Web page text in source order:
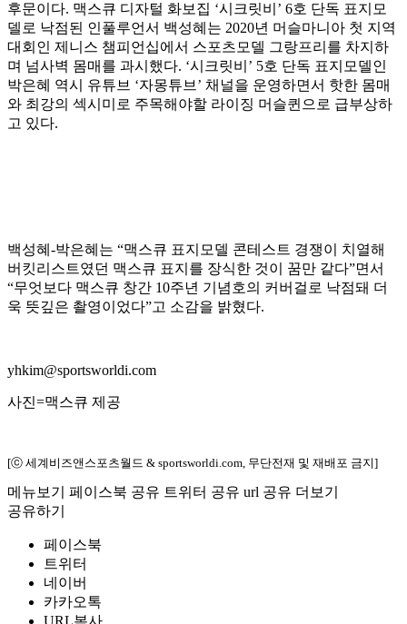
후문이다. 맥스큐 디자털 화보집 ‘시크릿비’ 6호 단독 표지모
델로 낙점된 인풀루언서 백성혜는 2020년 머슬마니아 첫 지역
대회인 제니스 챔피언십에서 스포츠모델 그랑프리를 차지하
며 넘사벽 몸매를 과시했다. ‘시크릿비’ 5호 단독 표지모델인
박은혜 역시 유튜브 ‘자몽튜브’ 채널을 운영하면서 핫한 몸매
와 최강의 섹시미로 주목해야할 라이징 머슬퀸으로 급부상하
고 있다.
백성혜-박은혜는 “맥스큐 표지모델 콘테스트 경쟁이 치열해
버킷리스트였던 맥스큐 표지를 장식한 것이 꿈만 같다”면서
“무엇보다 맥스큐 창간 10주년 기념호의 커버걸로 낙점돼 더
욱 뜻깊은 촬영이었다”고 소감을 밝혔다.
yhkim@sportsworldi.com
사진=맥스큐 제공
[ⓒ 세계비즈앤스포츠월드 & sportsworldi.com, 무단전재 및 재배포 금지]
메뉴보기 페이스북 공유 트위터 공유 url 공유 더보기
공유하기
페이스북
트위터
네이버
카카오톡